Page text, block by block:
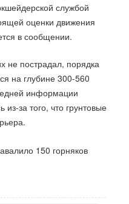
службой
оценки движения
в сообщении.
не пострадал, порядка
на глубине 300-560
информации
за того, что грунтовые